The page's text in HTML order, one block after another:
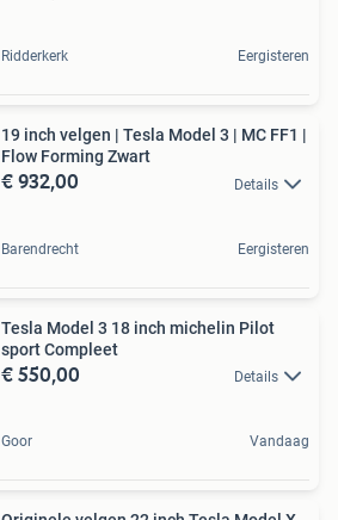
Ridderkerk Eergisteren
19 inch velgen | Tesla Model 3 | MC FF1 |
Flow Forming Zwart
€ 932,00 Details
Barendrecht Eergisteren
Tesla Model 3 18 inch michelin Pilot
sport Compleet
€ 550,00 Details
Goor Vandaag